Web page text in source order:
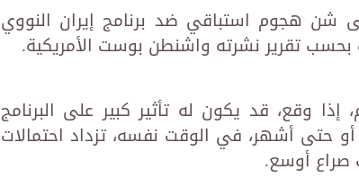
شن هجوم استباقي ضد برنامج إيران النووي
وقع، قد يكون له تأثير كبير على البرنامج
حتى أشهر، في الوقت نفسه، تزداد احتمالات
صراع أوسع.